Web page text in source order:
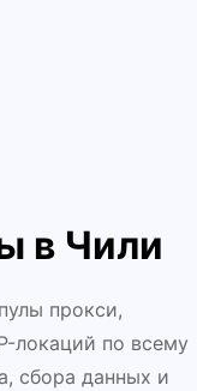
в Чили
прокси,
локаций по всему
сбора данных и